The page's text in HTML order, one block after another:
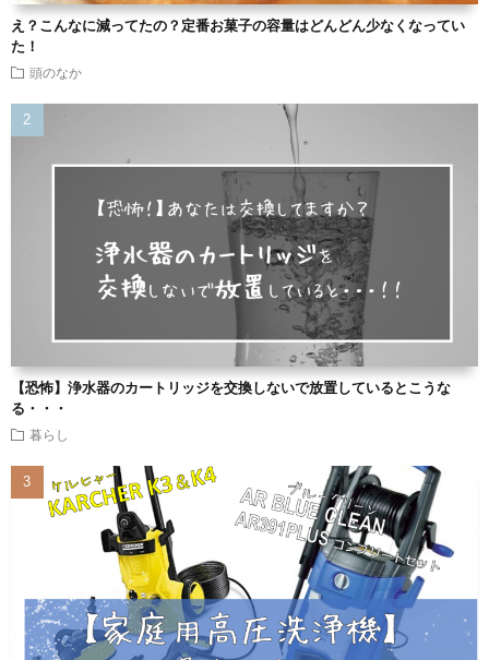
え？こんなに減ってたの？定番お菓子の容量はどんどん少なくなってい
た！
頭のなか
【恐怖】浄水器のカートリッジを交換しないで放置しているとこうな
る・・・
暮らし